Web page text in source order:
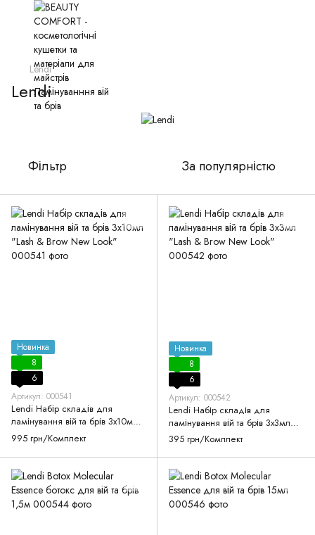
Lendi
Lendi
Фільтр За популярністю
Новинка
8
6
Артикул: 000541
Lendi Набір складів для
ламінування вій та брів 3х10мл
"Lash & Brow New Look"
995 грн/Комплект
Новинка
8
6
Артикул: 000542
Lendi Набір складів для
ламінування вій та брів 3х3мл
"Lash & Brow New Look"
395 грн/Комплект